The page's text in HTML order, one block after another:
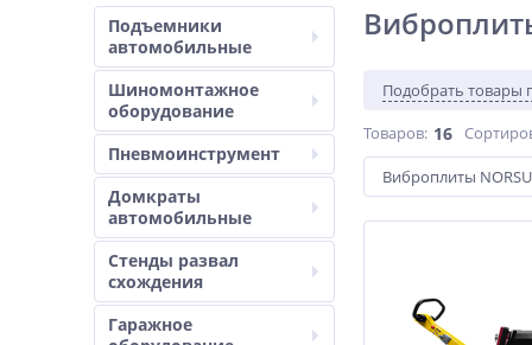
Подъемники
автомобильные
Шиномонтажное
оборудование
Пневмоинструмент
Домкраты
автомобильные
Стенды развал
схождения
Гаражное
Подобрать товары
Товаров: 16
Виброплиты NORSU